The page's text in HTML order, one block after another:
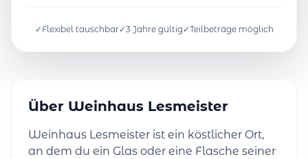
✓ Flexibel tauschbar✓3 Jahre gültig ✓Teilbeträge möglich
Über Weinhaus Lesmeister
Weinhaus Lesmeister ist ein köstlicher Ort,
an dem du ein Glas oder eine Flasche seiner